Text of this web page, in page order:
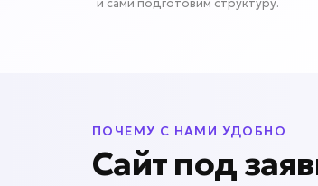
и сами подготовим структуру.
ПОЧЕМУ С НАМИ УДОБНО
Сайт под